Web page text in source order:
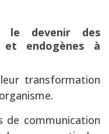
le devenir des
et endogènes à
transformation
de communication